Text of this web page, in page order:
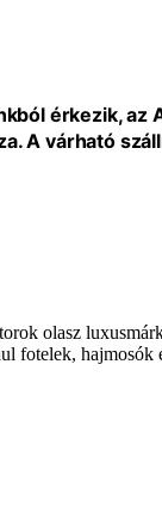
érkezik,
A várható
olasz
fotelek, hajmosók